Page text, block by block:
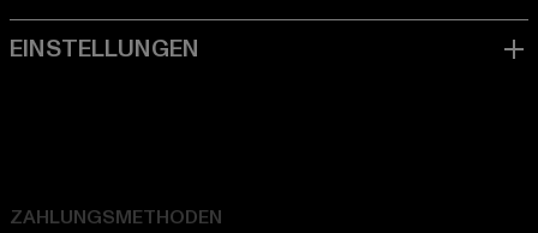
ZAHLUNGSMETHODEN